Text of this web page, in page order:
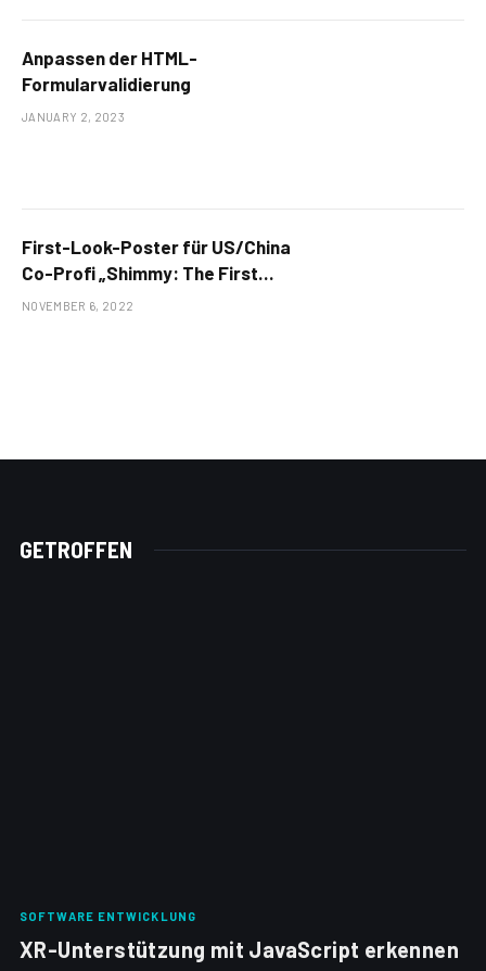
Anpassen der HTML-
Formularvalidierung
JANUARY 2, 2023
First-Look-Poster für US/China
Co-Profi „Shimmy: The First
Monkey King“ enthüllt
NOVEMBER 6, 2022
GETROFFEN
SOFTWARE ENTWICKLUNG
XR-Unterstützung mit JavaScript erkennen